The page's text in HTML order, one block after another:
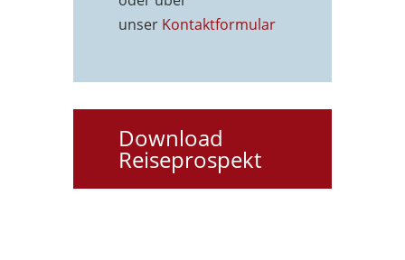
unser Kontaktformular
Download
Reiseprospekt